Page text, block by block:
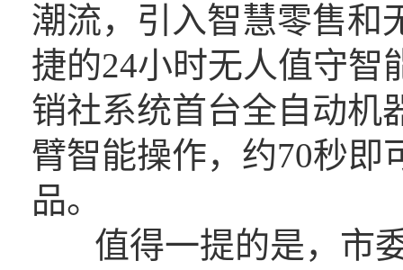
潮流，引入智慧零售和
捷的24小时无人值守智
销社系统首台全自动机
臂智能操作，约70秒即
品。
值得一提的是，市委